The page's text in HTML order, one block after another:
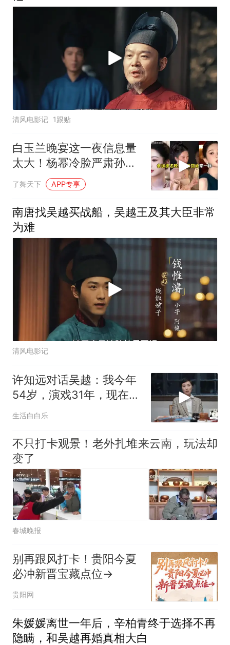
清风电影记 1跟贴
白玉兰晚宴这一夜信息量
太大！杨幂冷脸严肃孙俪
吴越大气她赢麻了
了舞天下 APP专享
南唐找吴越买战船，吴越王及其大臣非常
为难
清风电影记
许知远对话吴越：我今年
54岁，演戏31年，现在还
有拍戏就不错了！
生活白白乐
不只打卡观景！老外扎堆来云南，玩法却
变了
春城晚报
别再跟风打卡！贵阳今夏
必冲新晋宝藏点位→
贵阳网
朱媛媛离世一年后，辛柏青终于选择不再
隐瞒，和吴越再婚真相大白